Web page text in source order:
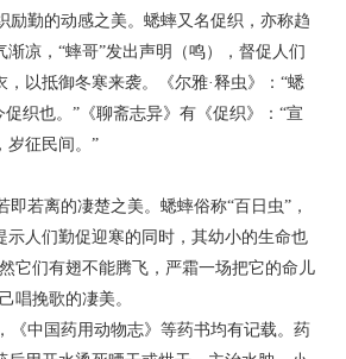
勤的动感之美。蟋蟀又名促织，亦称趋
凉，“蟀哥”发出声明（鸣），督促人们
，以抵御冬寒来袭。《尔雅·释虫》：“蟋
促织也。”《聊斋志异》有《促织》：“宣
岁征民间。”
若离的凄楚之美。蟋蟀俗称“百日虫”，
示人们勤促迎寒的同时，其幼小的生命也
它们有翅不能腾飞，严霜一场把它的命儿
唱挽歌的凄美。
中国药用动物志》等药书均有记载。药